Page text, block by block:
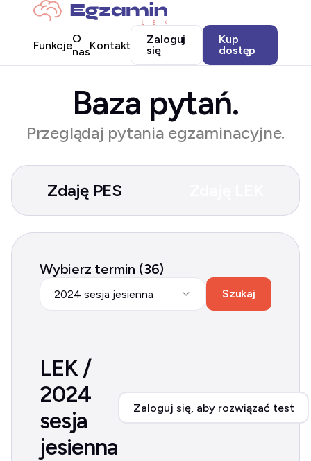
FunkcjeO
nasKontakt
Zaloguj
się
Kup
dostęp
Baza pytań.
Przeglądaj pytania egzaminacyjne.
Zdaję PES
Wybierz termin (36)
2024 sesja jesienna Szukaj
LEK /
2024
sesja
jesienna
Zaloguj się, aby rozwiązać test